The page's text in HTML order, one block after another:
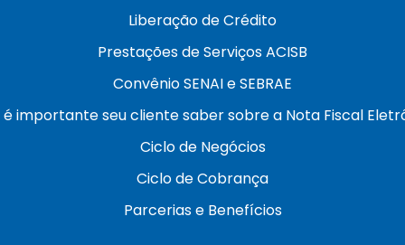
Liberação de Crédito
Prestações de Serviços ACISB
Convênio SENAI e SEBRAE
é importante seu cliente saber sobre a Nota Fiscal
Ciclo de Negócios
Ciclo de Cobrança
Parcerias e Benefícios